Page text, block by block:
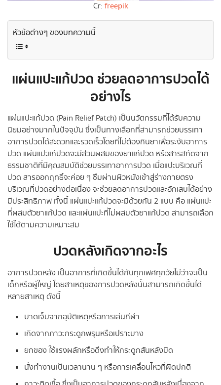
Cr: freepik
หัวข้อต่างๆ ของบทความนี้
แผ่นแปะแก้ปวด ช่วยลดอาการปวดได้
อย่างไร
แผ่นแปะแก้ปวด (Pain Relief Patch) เป็นนวัตกรรมที่ได้รับความ
นิยมอย่างมากในปัจจุบัน ซึ่งเป็นทางเลือกที่สามารถช่วยบรรเทา
อาการปวดได้สะดวกและรวดเร็วโดยที่ไม่ต้องกินยาเพื่อระงับอาการ
ปวด แผ่นแปะแก้ปวดจะมีส่วนผสมของยาแก้ปวด หรือสารสกัดจาก
ธรรมชาติที่มีคุณสมบัติช่วยบรรเทาอาการปวด เมื่อแปะบริเวณที่
ปวด สารออกฤทธิ์จะค่อย ๆ ซึมผ่านผิวหนังเข้าสู่ร่างกายตรง
บริเวณที่ปวดอย่างต่อเนื่อง จะช่วยลดอาการปวดและอักเสบได้อย่าง
มีประสิทธิภาพ ทั้งนี้ แผ่นแปะแก้ปวดจะมีด้วยกัน 2 แบบ คือ แผ่นแปะ
ที่ผสมตัวยาแก้ปวด และแผ่นแปะที่ไม่ผสมตัวยาแก้ปวด สามารถเลือก
ใช้ได้ตามความเหมาะสม
ปวดหลังเกิดจากอะไร
อาการปวดหลัง เป็นอาการที่เกิดขึ้นได้กับทุกเพศทุกวัยไม่ว่าจะเป็น
เด็กหรือผู้ใหญ่ โดยสาเหตุของการปวดหลังนั้นสามารถเกิดขึ้นได้
หลายสาเหตุ ดังนี้
บาดเจ็บจากอุบัติเหตุหรือการเล่นกีฬา
เกิดจากภาวะกระดูกพรุนหรือเปราะบาง
ยกของ ใช้แรงผลักหรือดึงทำให้กระดูกสันหลังบิด
นั่งทำงานเป็นเวลานาน ๆ หรือการเคลื่อนไหวที่ผิดปกติ